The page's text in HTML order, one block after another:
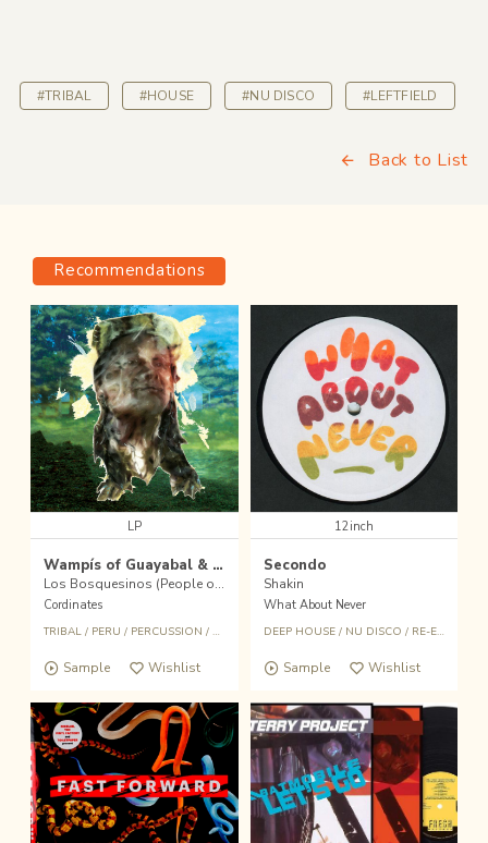
#TRIBAL #HOUSE #NU DISCO #LEFTFIELD
Back to List
Recommendations
LP
Wampís of Guayabal & Aboutface
Los Bosquesinos (People of the Forests)
Cordinates
TRIBAL/ PERU / PERCUSSION / FIELD RECORDINGS
Sample Wishlist
12inch
Secondo
Shakin
What About Never
DEEP HOUSE/ NU DISCO / RE-EDIT
Sample Wishlist